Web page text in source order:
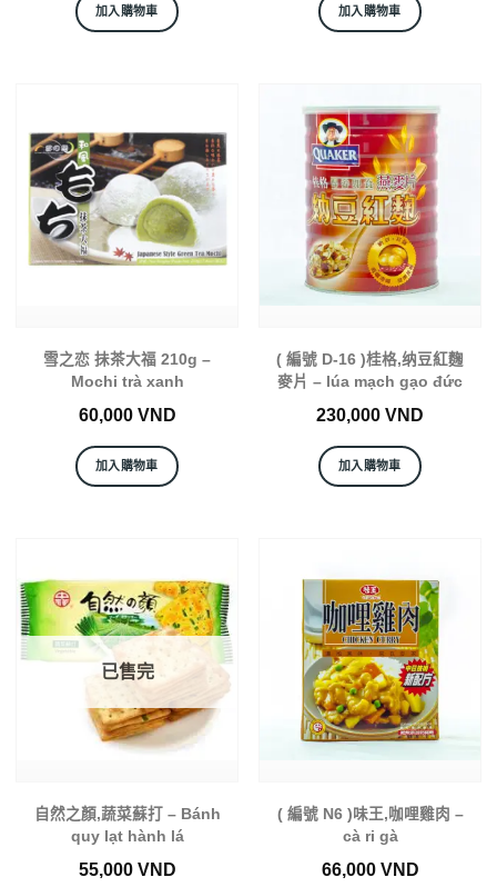
加入購物車 加入購物車
雪之恋 抺茶大福 210g –
Mochi trà xanh
60,000 VND
加入購物車
( 編號 D-16 )桂格,纳豆紅麴
麥片 – lúa mạch gạo đức
230,000 VND
加入購物車
已售完
自然之顏,蔬菜蘇打 – Bánh
quy lạt hành lá
55,000 VND
( 編號 N6 )味王,咖哩雞肉 –
cà ri gà
66,000 VND